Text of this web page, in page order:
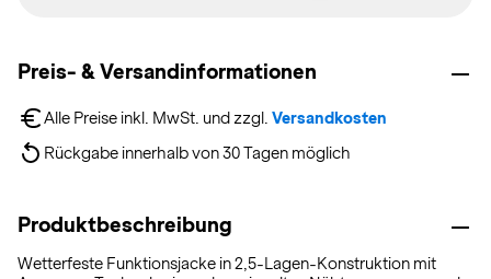
Preis- & Versandinformationen
Alle Preise inkl. MwSt. und zzgl. Versandkosten
Rückgabe innerhalb von 30 Tagen möglich
Produktbeschreibung
Wetterfeste Funktionsjacke in 2,5-Lagen-Konstruktion mit